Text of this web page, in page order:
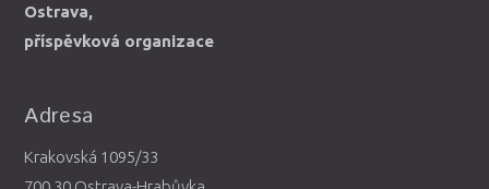
Ostrava,
příspěvková organizace
Adresa
Krakovská 1095/33